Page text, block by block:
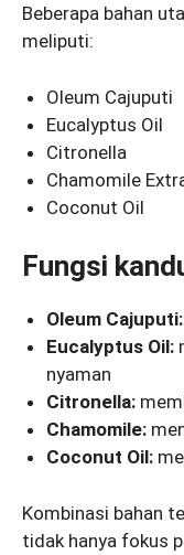
Beberapa bahan
meliputi:
Oleum Cajuputi
Eucalyptus Oil
Citronella
Chamomile
Coconut Oil
Fungsi
Oleum Cajuputi:
Eucalyptus Oil:
nyaman
Citronella:
Chamomile:
Coconut Oil:
Kombinasi bahan
tidak hanya fokus